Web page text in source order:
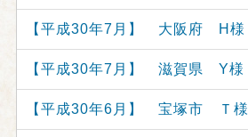
【平成30年7月】 大阪府 H様
【平成30年7月】 滋賀県 Y様
【平成30年6月】 宝塚市 Ｔ様